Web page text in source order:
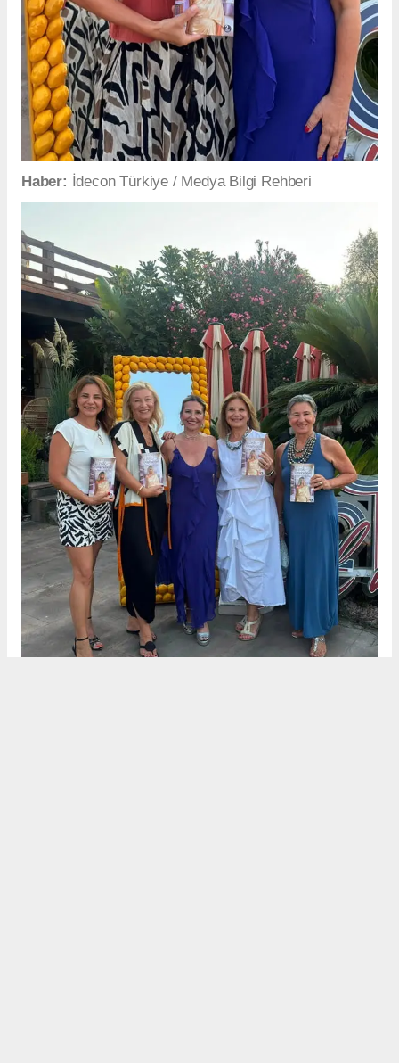
Haber: İdecon Türkiye / Medya Bilgi Rehberi